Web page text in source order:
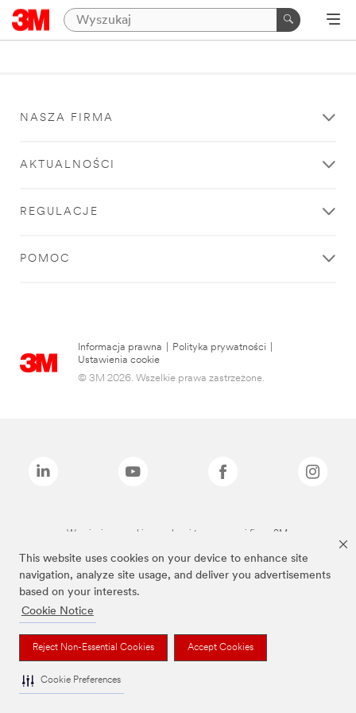
This website uses cookies on your device to enhance site
navigation, analyze site usage, and deliver you advertisements
based on your interests.
Cookie Notice
Reject Non-Essential Cookies Accept Cookies
Cookie Preferences
NASZA FIRMA
AKTUALNOŚCI
REGULACJE
POMOC
Informacja prawna Polityka prywatności
Ustawienia cookie
© 3M 2026. Wszelkie prawa zastrzeżone.
Wymienione marki są znakami towarowymi firmy 3M.